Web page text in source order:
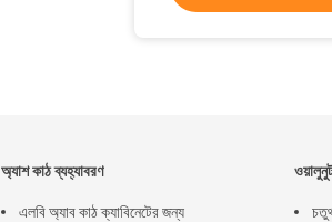
অ্যাশ কাঠ ব্যহ্যাবরণ
এলবি অ্যাব কাঠ ক্যাবিনেটের জন্য